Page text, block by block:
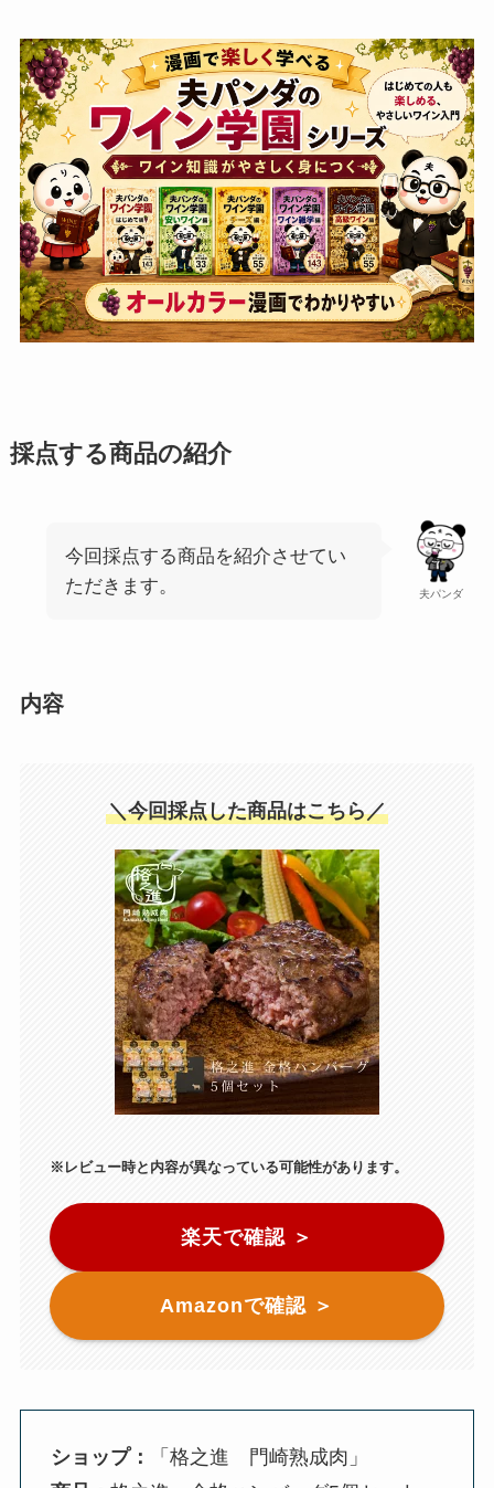
採点する商品の紹介
夫パンダ
今回採点する商品を紹介させてい
ただきます。
内容
＼今回採点した商品はこちら／
※レビュー時と内容が異なっている可能性があります。
楽天で確認 ＞
Amazonで確認 ＞
ショップ：
「格之進 門崎熟成肉」